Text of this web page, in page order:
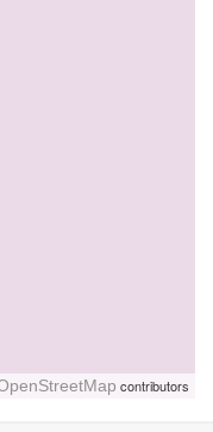
contributors